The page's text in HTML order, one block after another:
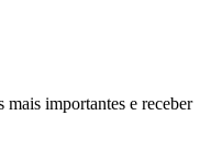
importantes e receber